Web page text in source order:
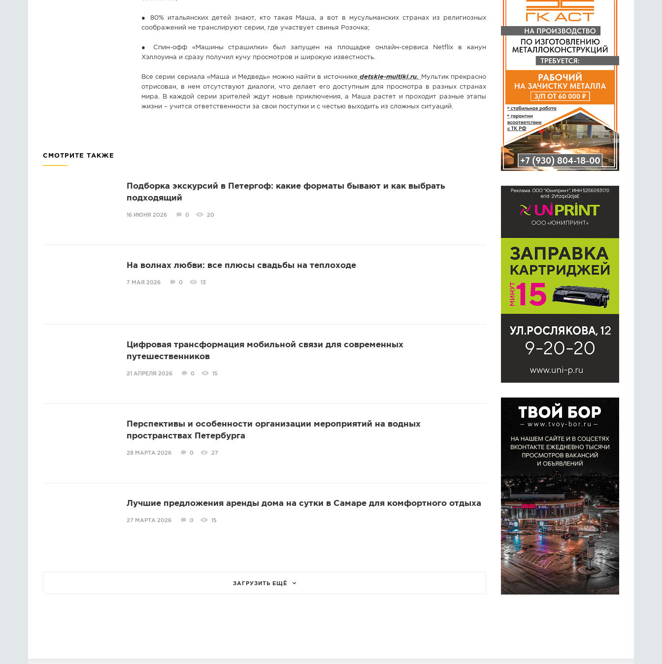
● 80% итальянских детей знают, кто такая Маша, а вот в мусульманских странах из религиозных
соображений не транслируют серии, где участвует свинья Розочка;
● Спин-офф «Машины страшилки» был запущен на площадке онлайн-сервиса Netflix в канун
Хэллоуина и сразу получил кучу просмотров и широкую известность.
Все серии сериала «Маша и Медведь» можно найти в источнике detskie-multiki.ru.
Мультик прекрасно
отрисован, в нем отсутствуют диалоги, что делает его доступным для просмотра в разных странах
мира. В каждой серии зрителей ждут новые приключения, а Маша растет и проходит разные этапы
жизни – учится ответственности за свои поступки и с честью выходить из сложных ситуаций.
СМОТРИТЕ ТАКЖЕ
Подборка экскурсий в Петергоф: какие форматы бывают и как выбрать
подходящий
16 ИЮНЯ 2026 0 20
На волнах любви: все плюсы свадьбы на теплоходе
7 МАЯ 2026 0 13
Цифровая трансформация мобильной связи для современных
путешественников
21 АПРЕЛЯ 2026 0 15
Перспективы и особенности организации мероприятий на водных
пространствах Петербурга
28 МАРТА 2026 0 27
Лучшие предложения аренды дома на сутки в Самаре для комфортного отдыха
27 МАРТА 2026 0 15
ЗАГРУЗИТЬ ЕЩЁ